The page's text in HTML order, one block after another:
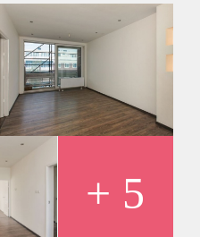
van de Eigenaar
van de Eigenaar
+ 5